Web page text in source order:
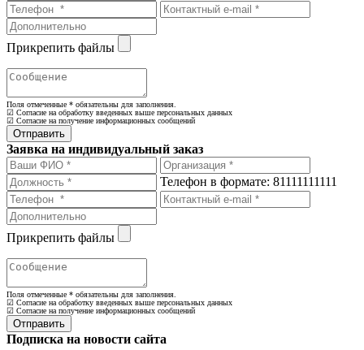
Прикрепить файлы
Поля отмеченные * обязательны для заполнения.
☑ Согласие на обработку введенных выше персональных данных
☑ Согласие на получение информационных сообщений
Заявка на индивидуальный заказ
Телефон в формате: 81111111111
Прикрепить файлы
Поля отмеченные * обязательны для заполнения.
☑ Согласие на обработку введенных выше персональных данных
☑ Согласие на получение информационных сообщений
Подписка на новости сайта